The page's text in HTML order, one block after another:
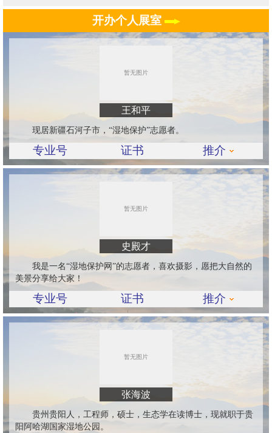
开办个人展室
王和平
现居新疆石河子市，“湿地保护”志愿者。
专业号 证书 推介
史殿才
我是一名“湿地保护网”的志愿者，喜欢摄影，愿把大自然的
美景分享给大家！
专业号 证书 推介
张海波
贵州贵阳人，工程师，硕士，生态学在读博士，现就职于贵
阳阿哈湖国家湿地公园。